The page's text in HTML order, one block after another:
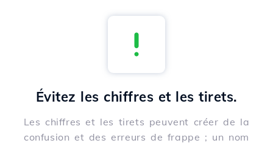
Évitez les chiffres et les tirets.
Les chiffres et les tirets peuvent créer de la
confusion et des erreurs de frappe ; un nom